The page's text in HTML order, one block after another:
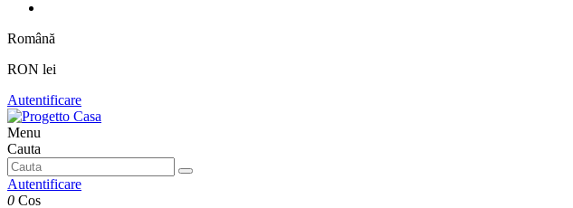
Română
RON lei
Autentificare
Menu
Cauta
Autentificare
0 Cos